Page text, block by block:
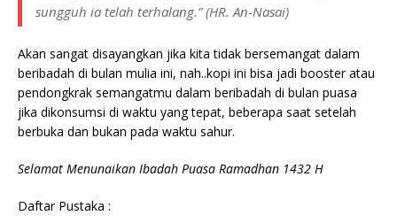
sungguh ia telah terhalang.” (HR. An-Nasai)
Akan sangat disayangkan jika kita tidak bersemangat dalam
beribadah di bulan mulia ini, nah..kopi ini bisa jadi booster atau
pendongkrak semangatmu dalam beribadah di bulan puasa
jika dikonsumsi di waktu yang tepat, beberapa saat setelah
berbuka dan bukan pada waktu sahur.
Selamat Menunaikan Ibadah Puasa Ramadhan 1432 H
Daftar Pustaka :